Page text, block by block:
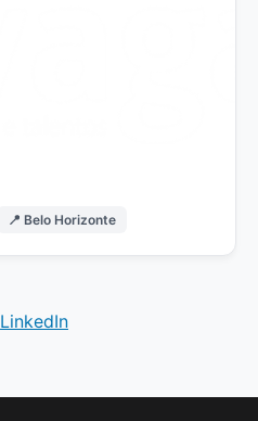
📍 Belo Horizonte
LinkedIn